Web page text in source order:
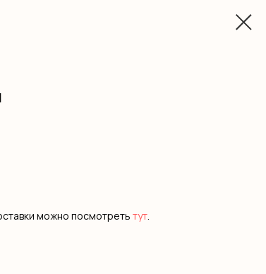
можно посмотреть тут